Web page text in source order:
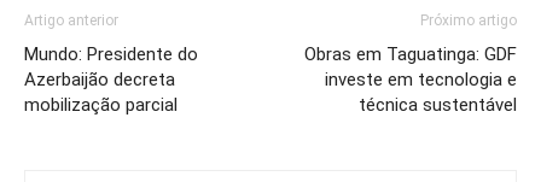
Artigo anterior
Mundo: Presidente do
Azerbaijão decreta
mobilização parcial
Próximo artigo
Obras em Taguatinga: GDF
investe em tecnologia e
técnica sustentável